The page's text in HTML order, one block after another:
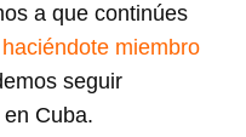
a que continúes
haciéndote miembro
seguir
Cuba.